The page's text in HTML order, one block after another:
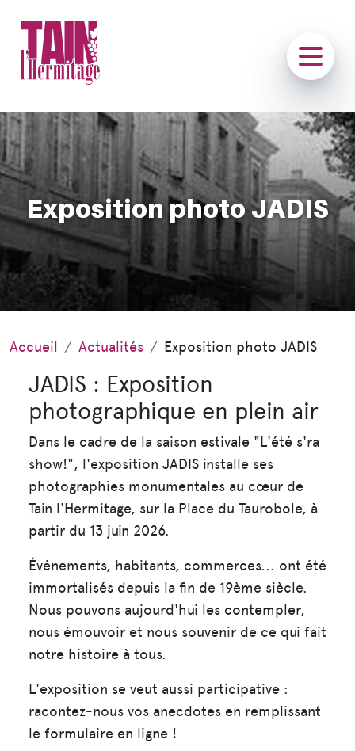
Exposition photo JADIS
Accueil Actualités Exposition photo JADIS
JADIS : Exposition
photographique en plein air
Dans le cadre de la saison estivale "L'été s'ra
show!", l'exposition JADIS installe ses
photographies monumentales au cœur de
Tain l'Hermitage, sur la Place du Taurobole, à
partir du 13 juin 2026.
Événements, habitants, commerces... ont été
immortalisés depuis la fin de 19ème siècle.
Nous pouvons aujourd'hui les contempler,
nous émouvoir et nous souvenir de ce qui fait
notre histoire à tous.
L'exposition se veut aussi participative :
racontez-nous vos anecdotes en remplissant
le formulaire en ligne !